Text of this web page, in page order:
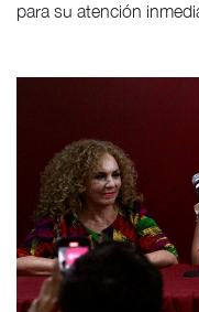
para su atención